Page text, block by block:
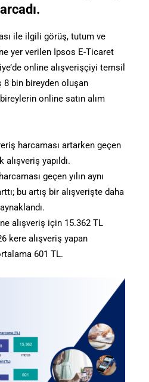
ile ilgili görüş, tutum ve
yer verilen Ipsos E-Ticaret
online alışverişçiyi temsil
bin bireyden oluşan
online satın alım
harcaması artarken geçen
yapıldı.
geçen yılın aynı
bu artış bir alışverişte daha
alışveriş için 15.362 TL
kere alışveriş yapan
601 TL.